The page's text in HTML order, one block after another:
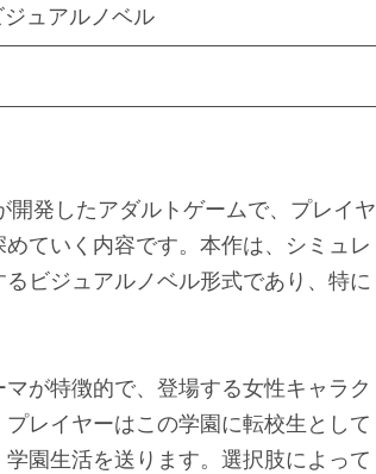
ュアルノベル
開発したアダルトゲームで、プレイヤ
ていく内容です。本作は、シミュレ
ビジュアルノベル形式であり、特に
が特徴的で、登場する女性キャラク
レイヤーはこの学園に転校生として
園生活を送ります。選択肢によって